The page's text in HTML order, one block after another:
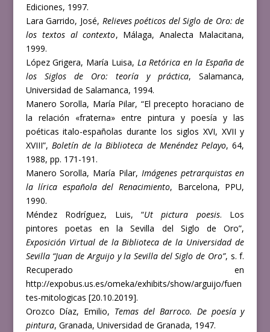
Ediciones, 1997.
Lara Garrido, José, Relieves poéticos del Siglo de Oro: de
los textos al contexto, Málaga, Analecta Malacitana,
1999.
López Grigera, María Luisa, La Retórica en la España de
los Siglos de Oro: teoría y práctica, Salamanca,
Universidad de Salamanca, 1994.
Manero Sorolla, María Pilar, “El precepto horaciano de
la relación «fraterna» entre pintura y poesía y las
poéticas italo-españolas durante los siglos XVI, XVII y
XVIII”, Boletín de la Biblioteca de Menéndez Pelayo, 64,
1988, pp. 171-191.
Manero Sorolla, María Pilar, Imágenes petrarquistas en
la lírica española del Renacimiento, Barcelona, PPU,
1990.
Méndez Rodríguez, Luis, “Ut pictura poesis. Los
pintores poetas en la Sevilla del Siglo de Oro”,
Exposición Virtual de la Biblioteca de la Universidad de
Sevilla “Juan de Arguijo y la Sevilla del Siglo de Oro”, s. f.
Recuperado en
http://expobus.us.es/omeka/exhibits/show/arguijo/fuen
tes-mitologicas [20.10.2019].
Orozco Díaz, Emilio, Temas del Barroco. De poesía y
pintura, Granada, Universidad de Granada, 1947.